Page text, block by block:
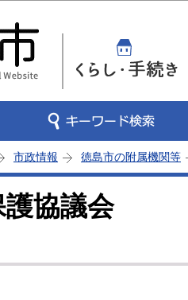
市政情報 徳島市の附属機関等
協議会